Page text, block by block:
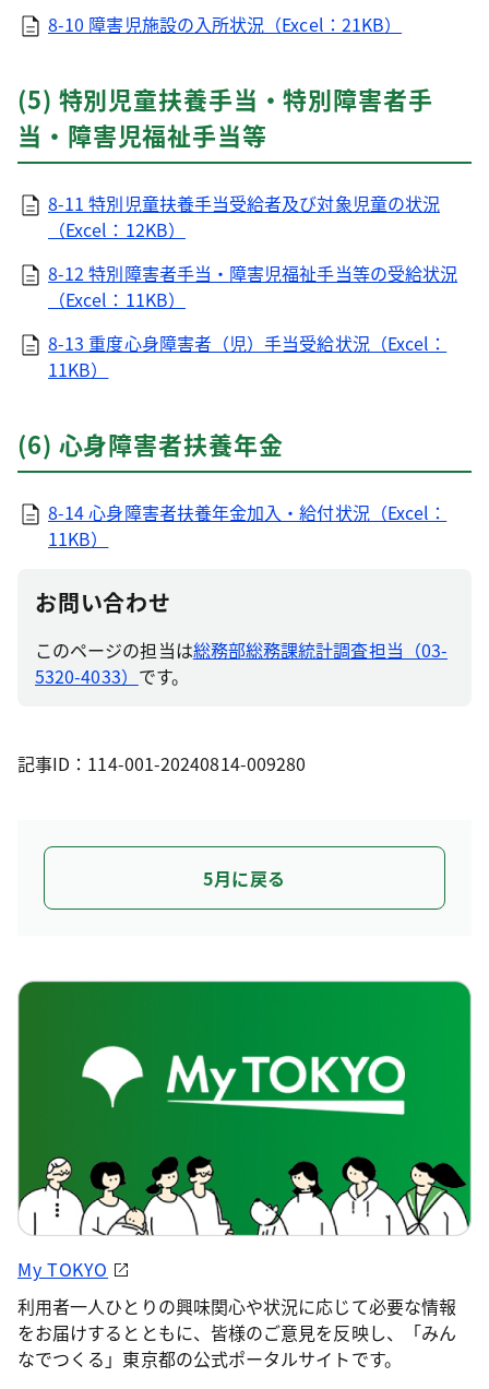
8-10 障害児施設の入所状況（Excel：21KB）
(5) 特別児童扶養手当・特別障害者手
当・障害児福祉手当等
8-11 特別児童扶養手当受給者及び対象児童の状況
（Excel：12KB）
8-12 特別障害者手当・障害児福祉手当等の受給状況
（Excel：11KB）
8-13 重度心身障害者（児）手当受給状況（Excel：
11KB）
(6) 心身障害者扶養年金
8-14 心身障害者扶養年金加入・給付状況（Excel：
11KB）
お問い合わせ
このページの担当は総務部総務課統計調査担当（03-
5320-4033） です。
記事ID：114-001-20240814-009280
5月に戻る
My TOKYO
利用者一人ひとりの興味関心や状況に応じて必要な情報
をお届けするとともに、皆様のご意見を反映し、「みん
なでつくる」東京都の公式ポータルサイトです。